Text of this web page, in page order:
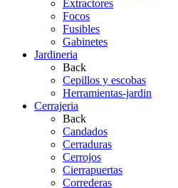
Extractores
Focos
Fusibles
Gabinetes
Jardineria
Back
Cepillos y escobas
Herramientas-jardin
Cerrajeria
Back
Candados
Cerraduras
Cerrojos
Cierrapuertas
Correderas